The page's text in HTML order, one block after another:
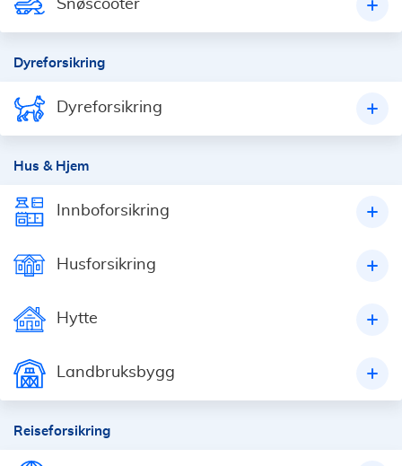
Snøscooter
Dyreforsikring
Dyreforsikring
Hus & Hjem
Innboforsikring
Husforsikring
Hytte
Landbruksbygg
Reiseforsikring